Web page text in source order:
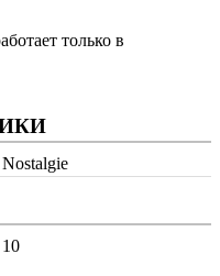
только в
Nostalgie
10